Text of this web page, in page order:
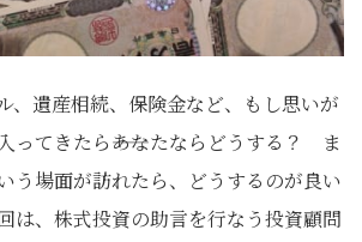
、遺産相続、保険金など、もし思いが
ってきたら――あなたならどうする？ ま
う場面が訪れたら、どうするのが良い
、株式投資の助言を行なう投資顧問